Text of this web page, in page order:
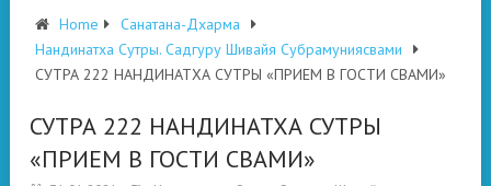
Home
Санатана-Дхарма
Нандинатха Сутры. Садгуру Шивайя Субрамуниясвами
СУТРА 222 НАНДИНАТХА СУТРЫ «ПРИЕМ В ГОСТИ СВАМИ»
СУТРА 222 НАНДИНАТХА СУТРЫ
«ПРИЕМ В ГОСТИ СВАМИ»